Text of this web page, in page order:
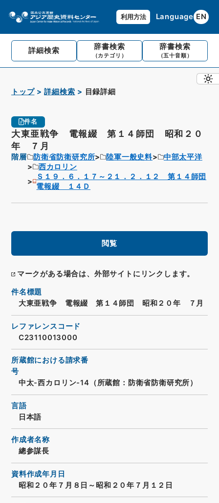
利用方法 Language EN
詳細検索 辞書検索
（カテゴリ）
辞書検索
（五十音順）
トップ 詳細検索 目録詳細
件名
大東亜戦争 電報綴 第１４師団 昭和２０
年 ７月
階層 防衛省防衛研究所 陸軍一般史料
中部太平洋
西カロリン
Ｓ１９．６．１７～２１．２．１２ 第１４師団
電報綴 １４Ｄ
閲覧
マークがある場合は、外部サイトにリンクします。
件名標題
大東亜戦争 電報綴 第１４師団 昭和２０年 ７月
レファレンスコード
C23110013000
所蔵館における請求番
号
中太-西カロリン-14（所蔵館：防衛省防衛研究所）
言語
日本語
作成者名称
總参謀長
資料作成年月日
昭和２０年７月８日～昭和２０年７月１２日